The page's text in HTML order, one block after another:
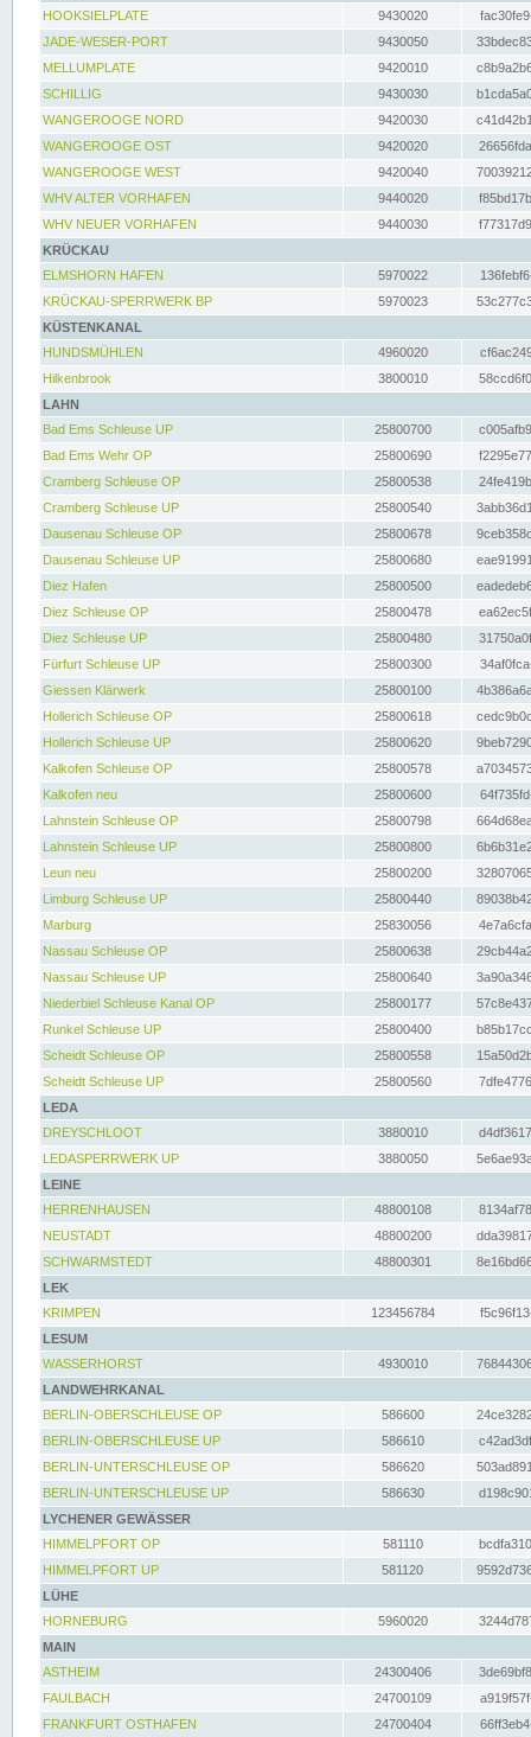
HOOKSIELPLATE
9430020
JADE-WESER-PORT
9430050
MELLUMPLATE
9420010
SCHILLIG
9430030
WANGEROOGE NORD
9420030
WANGEROOGE OST
9420020
WANGEROOGE WEST
9420040
WHV ALTER VORHAFEN
9440020
WHV NEUER VORHAFEN
9440030
KRÜCKAU
ELMSHORN HAFEN
5970022
KRÜCKAU-SPERRWERK BP
5970023
KÜSTENKANAL
HUNDSMÜHLEN
4960020
Hilkenbrook
3800010
LAHN
Bad Ems Schleuse UP
25800700
Bad Ems Wehr OP
25800690
Cramberg Schleuse OP
25800538
Cramberg Schleuse UP
25800540
Dausenau Schleuse OP
25800678
Dausenau Schleuse UP
25800680
Diez Hafen
25800500
Diez Schleuse OP
25800478
Diez Schleuse UP
25800480
Fürfurt Schleuse UP
25800300
Giessen Klärwerk
25800100
Hollerich Schleuse OP
25800618
Hollerich Schleuse UP
25800620
Kalkofen Schleuse OP
25800578
Kalkofen neu
25800600
Lahnstein Schleuse OP
25800798
Lahnstein Schleuse UP
25800800
Leun neu
25800200
Limburg Schleuse UP
25800440
Marburg
25830056
Nassau Schleuse OP
25800638
Nassau Schleuse UP
25800640
Niederbiel Schleuse Kanal OP
25800177
Runkel Schleuse UP
25800400
Scheidt Schleuse OP
25800558
Scheidt Schleuse UP
25800560
LEDA
DREYSCHLOOT
3880010
LEDASPERRWERK UP
3880050
LEINE
HERRENHAUSEN
48800108
NEUSTADT
48800200
SCHWARMSTEDT
48800301
LEK
KRIMPEN
123456784
LESUM
WASSERHORST
4930010
LANDWEHRKANAL
BERLIN-OBERSCHLEUSE OP
586600
BERLIN-OBERSCHLEUSE UP
586610
BERLIN-UNTERSCHLEUSE OP
586620
BERLIN-UNTERSCHLEUSE UP
586630
LYCHENER GEWÄSSER
HIMMELPFORT OP
581110
HIMMELPFORT UP
581120
LÜHE
HORNEBURG
5960020
MAIN
ASTHEIM
24300406
FAULBACH
24700109
FRANKFURT OSTHAFEN
24700404